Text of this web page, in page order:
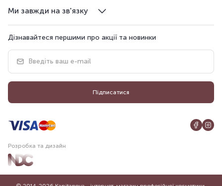
Ми завжди на зв'язку
Дізнавайтеся першими про акції та новинки
Підписатися
Розробка та дизайн